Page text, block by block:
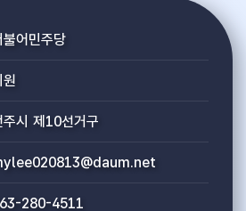
불어민주당
원
주시 제10선거구
280-4511